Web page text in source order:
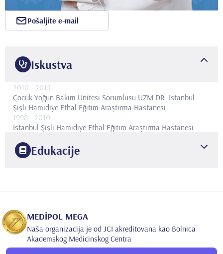
Iskustva
2010 - 2015
Çocuk Yoğun Bakım Ünitesi Sorumlusu UZM.DR. İstanbul
Şişli Hamidiye Ethal Eğitim Araştırma Hastanesi
1998 - 2010
İstanbul Şişli Hamidiye Ethal Eğitim Araştırma Hastanesi
Edukacije
EĞİTİM VE ARAŞTIRMA HASTANESİ
HASTALIKLARI
Pošaljite e-mail
MEDİPOL MEGA
Naša organizacija je od JCI akreditovana kao Bolnica
Akademskog Medicinskog Centra